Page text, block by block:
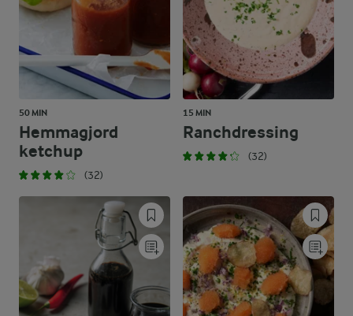
50 MIN
Hemmagjord
ketchup
(32)
15 MIN
Ranchdressing
(32)